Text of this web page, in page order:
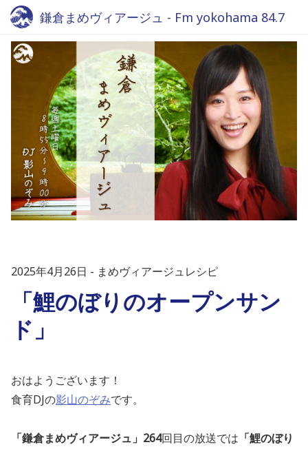
鎌倉まめヴィアージュ - Fm yokohama 84.7
2025年4月26日 まめヴィアージュレシピ
「鯉のぼりのオープンサン
ド」
おはようございます！
食育DJの影山のぞみです。
「鎌倉まめヴィアージュ」264回目の放送では 「鯉のぼり